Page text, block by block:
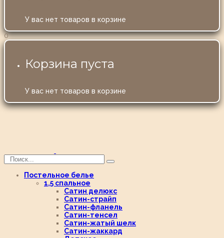
У вас нет товаров в корзине
0
Корзина пуста
У вас нет товаров в корзине
Постельное белье
1,5 спальное
Сатин делюкс
Сатин-страйп
Сатин-фланель
Сатин-тенсел
Сатин-жатый шелк
Сатин-жаккард